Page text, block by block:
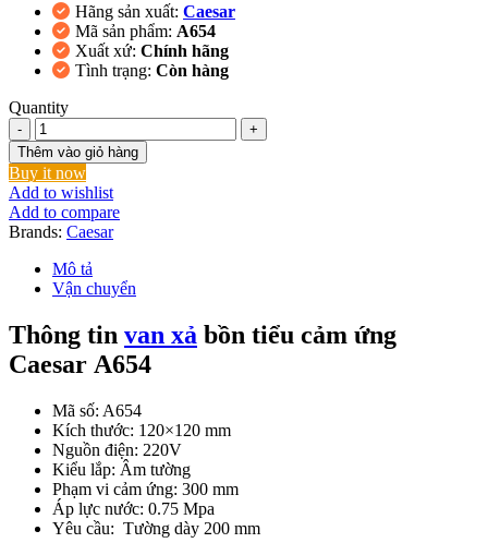
Hãng sản xuất: Caesar
Mã sản phẩm: A654
Xuất xứ: Chính hãng
Tình trạng: Còn hàng
Quantity
Bộ
Xả
Tiểu
Cảm
Ứng
Caesar
A654
Âm
Tường
lượng
Thêm vào giỏ hàng
Buy it now
Add to wishlist
Add to compare
Brands: Caesar
Mô tả
Vận chuyển
Thông tin van xả bồn tiểu cảm ứng
Caesar A654
Mã số: A654
Kích thước: 120×120 mm
Nguồn điện: 220V
Kiểu lắp: Âm tường
Phạm vi cảm ứng: 300 mm
Áp lực nước: 0.75 Mpa
Yêu cầu: Tường dày 200 mm